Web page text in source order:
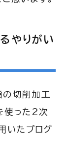
やりがい
の切削加工
使った2次
いたプログ